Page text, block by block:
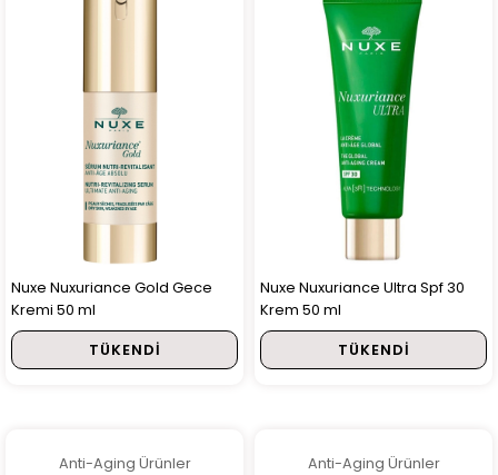
Nuxe Nuxuriance Gold Gece
Kremi 50 ml
TÜKENDI
Nuxe Nuxuriance Ultra Spf 30
Krem 50 ml
TÜKENDI
Anti-Aging Ürünler Anti-Aging Ürünler